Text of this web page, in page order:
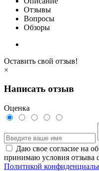
Отзывы
Вопросы
Обзоры
Оставить свой отзыв!
×
Написать отзыв
Оценка
Даю свое согласие на
принимаю условия отзыва
Политикой